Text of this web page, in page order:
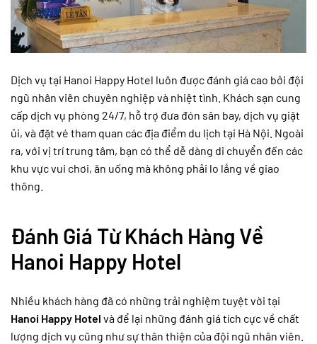
Dịch vụ tại Hanoi Happy Hotel luôn được đánh giá cao bởi đội
ngũ nhân viên chuyên nghiệp và nhiệt tình. Khách sạn cung
cấp dịch vụ phòng 24/7, hỗ trợ đưa đón sân bay, dịch vụ giặt
ủi, và đặt vé tham quan các địa điểm du lịch tại Hà Nội. Ngoài
ra, với vị trí trung tâm, bạn có thể dễ dàng di chuyển đến các
khu vực vui chơi, ăn uống mà không phải lo lắng về giao
thông.
Đánh Giá Từ Khách Hàng Về
Hanoi Happy Hotel
Nhiều khách hàng đã có những trải nghiệm tuyệt vời tại
Hanoi Happy Hotel và để lại những đánh giá tích cực về chất
lượng dịch vụ cũng như sự thân thiện của đội ngũ nhân viên.